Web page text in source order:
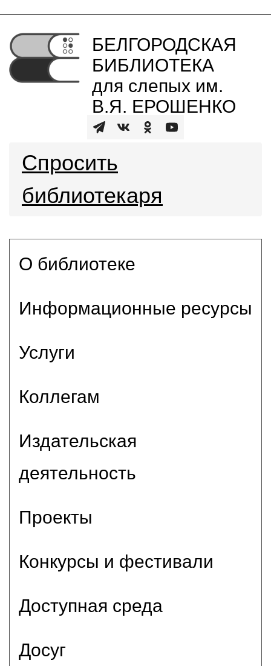
БЕЛГОРОДСКАЯ
БИБЛИОТЕКА
для слепых им.
В.Я. ЕРОШЕНКО
Спросить
библиотекаря
О библиотеке
Информационные ресурсы
Услуги
Коллегам
Издательская
деятельность
Проекты
Конкурсы и фестивали
Доступная среда
Досуг